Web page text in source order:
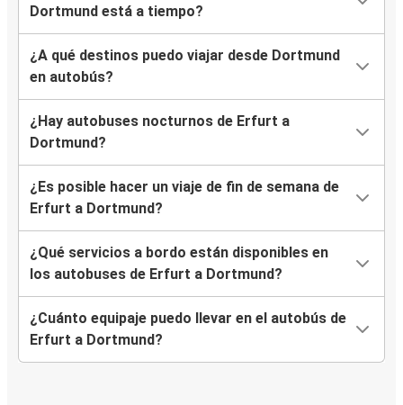
Dortmund está a tiempo?
¿A qué destinos puedo viajar desde Dortmund
en autobús?
¿Hay autobuses nocturnos de Erfurt a
Dortmund?
¿Es posible hacer un viaje de fin de semana de
Erfurt a Dortmund?
¿Qué servicios a bordo están disponibles en
los autobuses de Erfurt a Dortmund?
¿Cuánto equipaje puedo llevar en el autobús de
Erfurt a Dortmund?